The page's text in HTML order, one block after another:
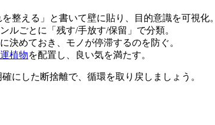
整える」と書いて壁に貼り、目的意識を可視化。
ルごとに「残す/手放す/保留」で分類。
決めておき、モノが停滞するのを防ぐ。
植物を配置し、良い気を満たす。
にした断捨離で、循環を取り戻しましょう。